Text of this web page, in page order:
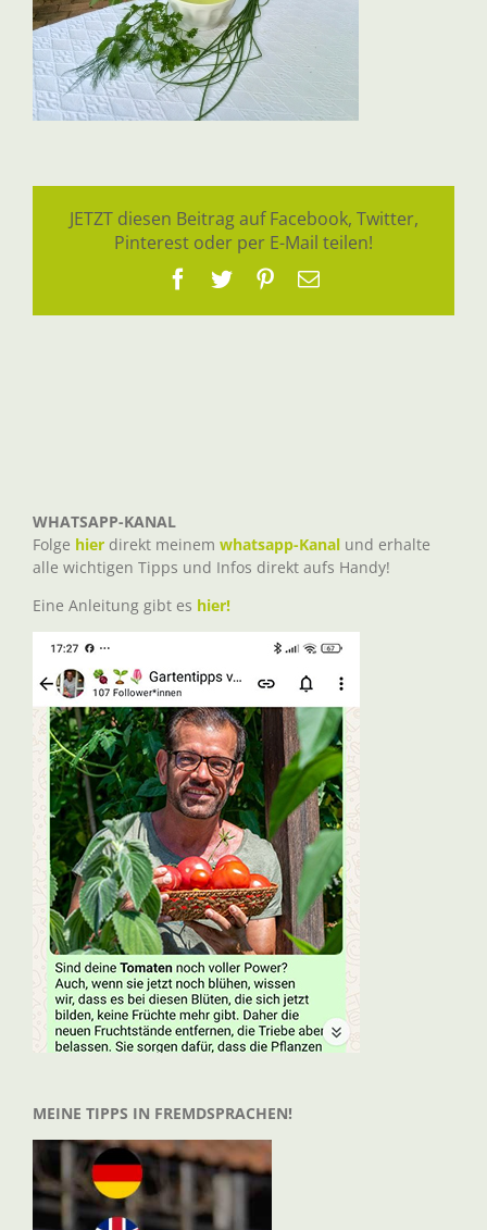
JETZT diesen Beitrag auf Facebook, Twitter,
Pinterest oder per E-Mail teilen!
Facebook
TwitterPinterest
E-
WHATSAPP-KANAL
Folge hier direkt meinem whatsapp-Kanal und erhalte
alle wichtigen Tipps und Infos direkt aufs Handy!
Eine Anleitung gibt es hier!
MEINE TIPPS IN FREMDSPRACHEN!